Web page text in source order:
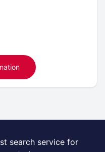
search service for